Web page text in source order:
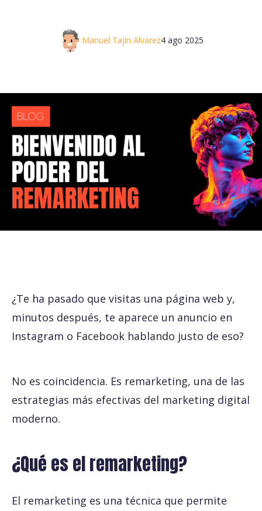
4 ago 2025
Manuel Tajín Alvarez
¿Te ha pasado que visitas una página web y,
minutos después, te aparece un anuncio en
Instagram o Facebook hablando justo de eso?
No es coincidencia. Es remarketing, una de las
estrategias más efectivas del marketing digital
moderno.
¿Qué es el remarketing?
El remarketing es una técnica que permite